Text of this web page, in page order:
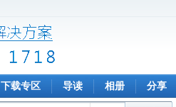
下载专区 导读 相册 分享